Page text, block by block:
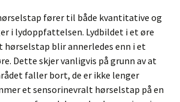
fører til både kvantitative og
i lydoppfattelsen. Lydbildet i et øre
hørselstap blir annerledes enn i et
Dette skjer vanligvis på grunn av at
faller bort, de er ikke lenger
et sensorinevralt hørselstap på en